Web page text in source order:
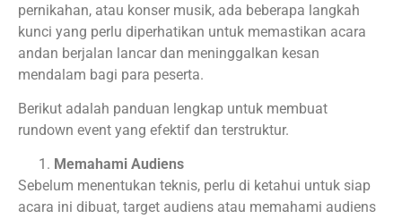
pernikahan, atau konser musik, ada beberapa langkah
kunci yang perlu diperhatikan untuk memastikan acara
andan berjalan lancar dan meninggalkan kesan
mendalam bagi para peserta.
Berikut adalah panduan lengkap untuk membuat
rundown event yang efektif dan terstruktur.
Memahami Audiens
Sebelum menentukan teknis, perlu di ketahui untuk siap
acara ini dibuat, target audiens atau memahami audiens